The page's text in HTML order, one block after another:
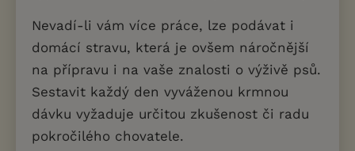
Nevadí-li vám více práce, lze podávat i
domácí stravu, která je ovšem náročnější
na přípravu i na vaše znalosti o výživě psů.
Sestavit každý den vyváženou krmnou
dávku vyžaduje určitou zkušenost či radu
pokročilého chovatele.